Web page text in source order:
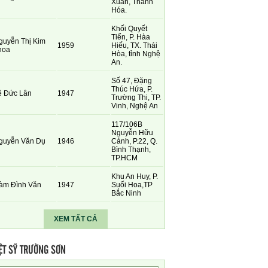
Xuân, Thanh
Hóa.
Thị Kim
1959
Khối Quyết
Tiến, P. Hàa
Hiếu, TX. Thái
Hòa, tỉnh Nghệ
An.
Đức Lân 1947
Số 47, Đặng
Thúc Hứa, P.
Trường Thi, TP.
Vinh, Nghệ An
Văn Dụ 1946
117/106B
Nguyễn Hữu
Cảnh, P.22, Q.
Bình Thạnh,
TP.HCM
Đình Văn 1947
Khu An Huy, P.
Suối Hoa,TP
Bắc Ninh
XEM TẤT CẢ
SỸ TRƯỜNG SƠN